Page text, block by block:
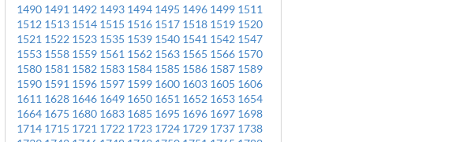
1490 1491 1492 1493 1494 1495 1496 1499 1511
1512 1513 1514 1515 1516 1517 1518 1519 1520
1521 1522 1523 1535 1539 1540 1541 1542 1547
1553 1558 1559 1561 1562 1563 1565 1566 1570
1580 1581 1582 1583 1584 1585 1586 1587 1589
1590 1591 1596 1597 1599 1600 1603 1605 1606
1611 1628 1646 1649 1650 1651 1652 1653 1654
1664 1675 1680 1683 1685 1695 1696 1697 1698
1714 1715 1721 1722 1723 1724 1729 1737 1738